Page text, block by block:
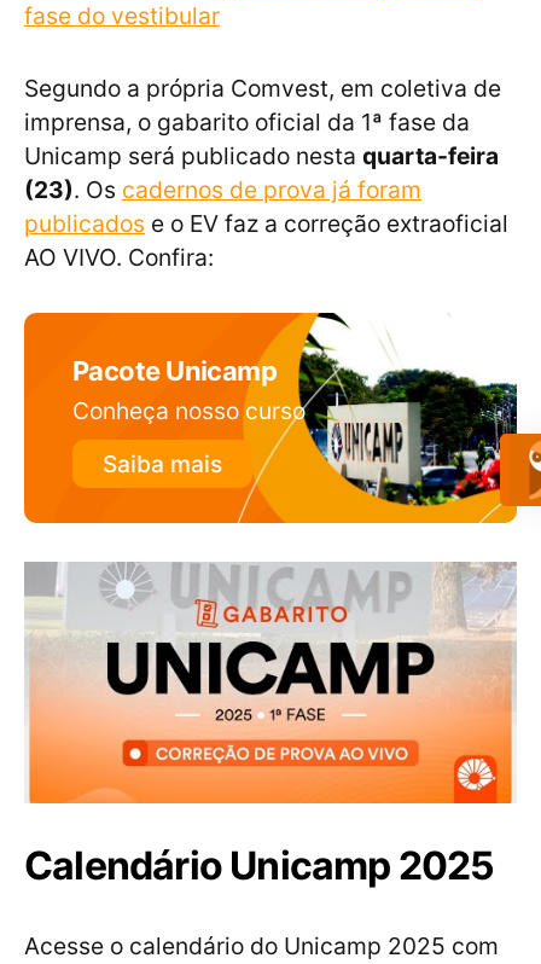
fase do vestibular
Segundo a própria Comvest, em coletiva de
imprensa, o gabarito oficial da 1ª fase da
Unicamp será publicado nesta quarta-feira
(23). Os cadernos de prova já foram
publicados e o EV faz a correção extraoficial
AO VIVO. Confira:
Pacote Unicamp
Conheça nosso curso
Saiba mais
Calendário Unicamp 2025
Acesse o calendário do Unicamp 2025 com